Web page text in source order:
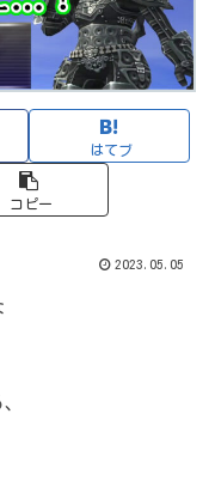
はてブ
コピー
2023.05.05